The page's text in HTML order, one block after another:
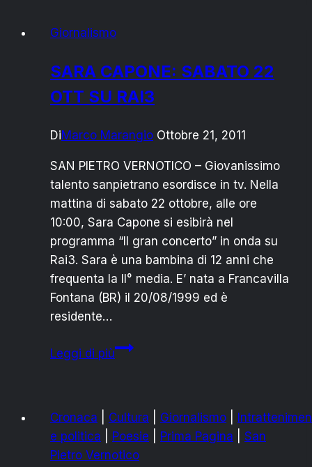
“UNIONE
VALESIO”
Giornalismo
SARA CAPONE: SABATO 22
OTT SU RAI3
DiMarco Marangio Ottobre 21, 2011
SAN PIETRO VERNOTICO – Giovanissimo
talento sanpietrano esordisce in tv. Nella
mattina di sabato 22 ottobre, alle ore
10:00, Sara Capone si esibirà nel
programma “Il gran concerto” in onda su
Rai3. Sara è una bambina di 12 anni che
frequenta la II° media. E’ nata a Francavilla
Fontana (BR) il 20/08/1999 ed è
residente…
Leggi di piùSARA
OTT
SU
RAI3
Cronaca Cultura Giornalismo
e politica
Poesie Prima Pagina
San
Pietro Vernotico